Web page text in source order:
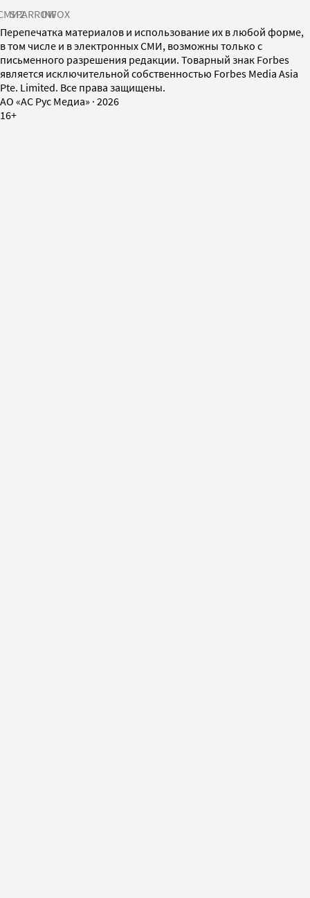
SPARROWINFOX
Перепечатка материалов и использование их в любой форме,
в том числе и в электронных СМИ, возможны только с
письменного разрешения редакции. Товарный знак Forbes
является исключительной собственностью Forbes Media Asia
Pte. Limited. Все права защищены.
AO «АС Рус Медиа» · 2026
16+